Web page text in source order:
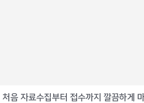
처음 자료수집부터 접수까지 깔끔하게